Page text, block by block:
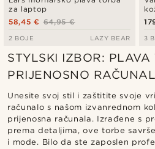
za laptop
64,95 €
58,45 €
2 BOJE LAZY BEAR 3
STYLSKI IZBOR:
PRIJENOSNO
Unesite svoj stil i zaštitite svoje
računalo s našom izvanrednom
prijenosna računala. Izrađene s
prema detaljima, ove torbe
i mode. Bilo da ste zaposlen